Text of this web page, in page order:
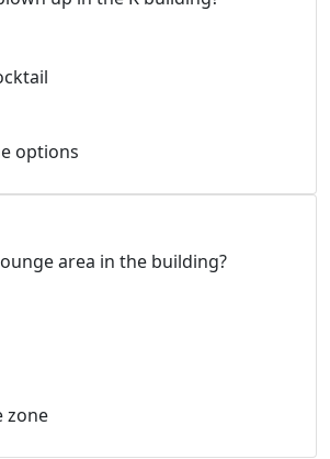
options
area in the building?
zone